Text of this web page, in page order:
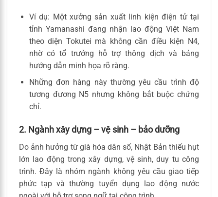
Ví dụ: Một xưởng sản xuất linh kiện điện tử tại
tỉnh Yamanashi đang nhận lao động Việt Nam
theo diện Tokutei mà không cần điều kiện N4,
nhờ có tổ trưởng hỗ trợ thông dịch và bảng
hướng dẫn minh họa rõ ràng.
Những đơn hàng này thường yêu cầu trình độ
tương đương N5 nhưng không bắt buộc chứng
chỉ.
2. Ngành xây dựng – vệ sinh – bảo dưỡng
Do ảnh hưởng từ già hóa dân số, Nhật Bản thiếu hụt
lớn lao động trong xây dựng, vệ sinh, duy tu công
trình. Đây là nhóm ngành không yêu cầu giao tiếp
phức tạp và thường tuyển dụng lao động nước